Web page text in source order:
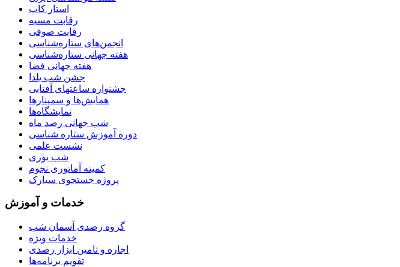
استار کاپ
رقابت مسیه
رقابت صوفی
انجمن‌های ستاره‌شناسی
هفته جهانی ستاره‌شناسی
هفته جهانی فضا
جشن شب یلدا
جشنواره ساعتهای آفتابی
همایش‌ها و سمینارها
نمایشگاه‌ها
شب جهانی رصد ماه
دوره آموزش ستاره شناسی
نشست علمی
شب یوری
کمیته آماتوری نجوم
پروژه جستجوی سیارک
خدمات و آموزش
گروه رصدی آسمان شب
خدمات ویژه
اجاره و تامین ابزار رصدی
تقویم برنامه‌ها